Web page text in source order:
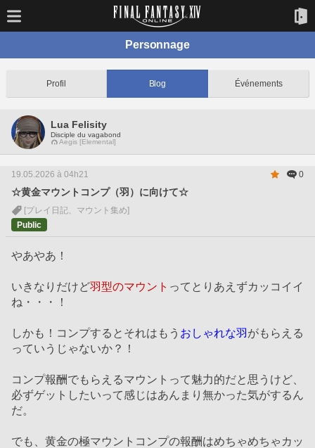
Personnage
Profil Blog Événements
Lua Felisity
Disciple du vagabond
Aegis [Elemental]
19.05.2026 à 04h21 0
☆黄金マウントコンプ（羽）に向けて☆
[プレイ日記、マウント集め]
Public
やあやあ！
いきなりだけど羽型のマウント ってとりあえずカッコイイ
ね・・・！
しかも！コンプするとそれはもう おしゃれな羽 がもらえる
っていうじゃないか？！
コンプ報酬でもらえるマウントって魅力的だと思うけど、
必ずゲットしたいって感じはあんまり無かった気がするん
だ。
でも、黄金の極マウントコンプの報酬はめちゃめちゃカッ